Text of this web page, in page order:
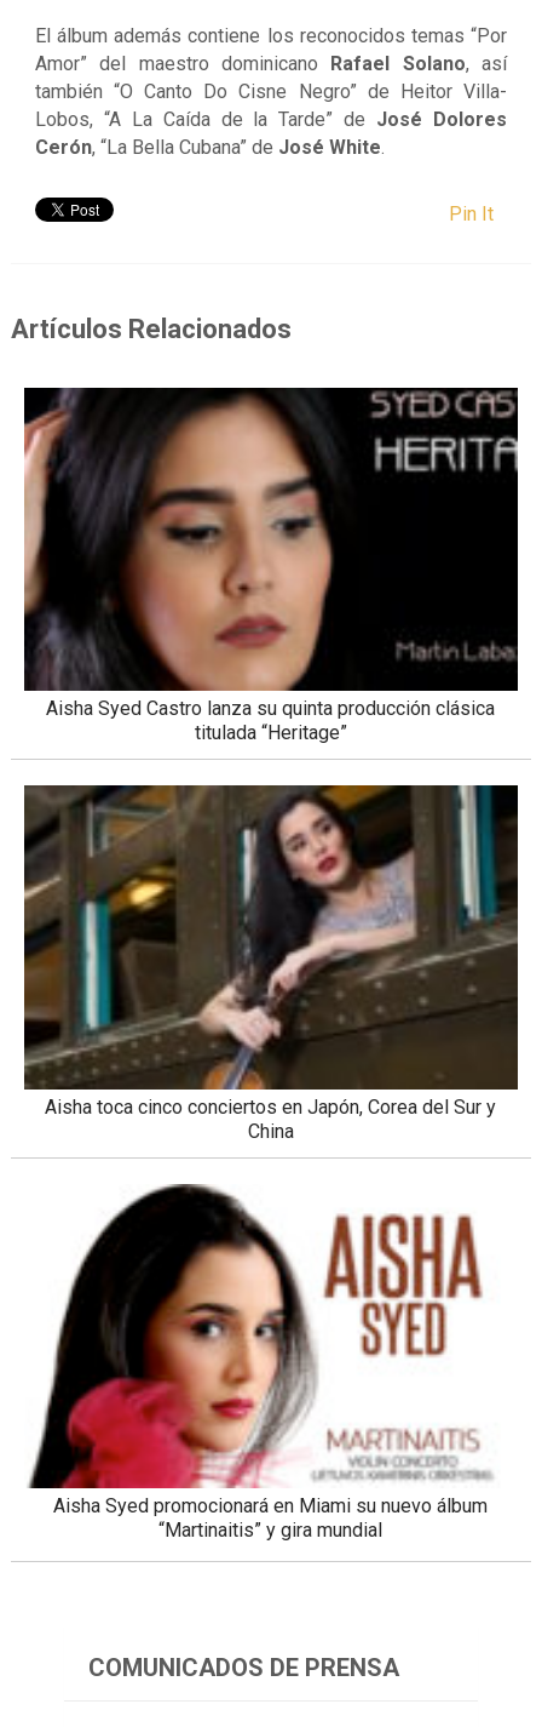
El álbum además contiene los reconocidos temas “Por
Amor” del maestro dominicano Rafael Solano, así
también “O Canto Do Cisne Negro” de Heitor Villa-
Lobos, “A La Caída de la Tarde” de José Dolores
Cerón, “La Bella Cubana” de José White
Pin It
Artículos Relacionados
Aisha Syed Castro lanza su quinta producción clásica
titulada “Heritage”
Aisha toca cinco conciertos en Japón, Corea del Sur y
China
Aisha Syed promocionará en Miami su nuevo álbum
“Martinaitis” y gira mundial
COMUNICADOS DE PRENSA